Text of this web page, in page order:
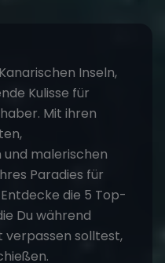
Inseln,
Kulisse für
Mit ihren
malerischen
Paradies für
die 5 Top-
Du während
verpassen solltest,